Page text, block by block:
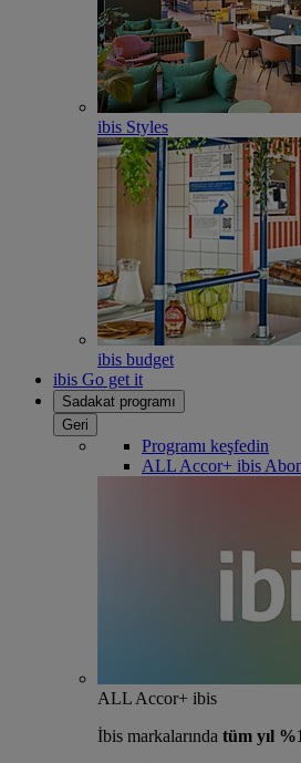
ibis Styles
ibis budget
ibis Go get it
Sadakat programı
Geri
Programı keşfedin
ALL Accor+ ibis
ALL Accor+ ibis
İbis markalarında tüm yıl